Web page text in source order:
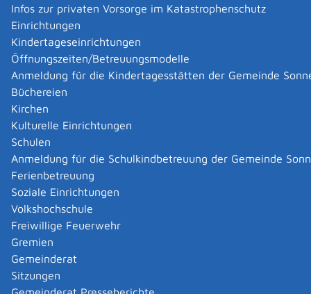
Infos zur privaten Vorsorge im Katastrophenschutz
Einrichtungen
Kindertageseinrichtungen
Öffnungszeiten/Betreuungsmodelle
Anmeldung für die Kindertagesstätten der Gemeinde
Büchereien
Kirchen
Kulturelle Einrichtungen
Schulen
Anmeldung für die Schulkindbetreuung der Gemeinde
Ferienbetreuung
Soziale Einrichtungen
Volkshochschule
Freiwillige Feuerwehr
Gremien
Gemeinderat
Sitzungen